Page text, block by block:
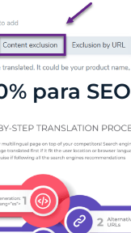
para SEO